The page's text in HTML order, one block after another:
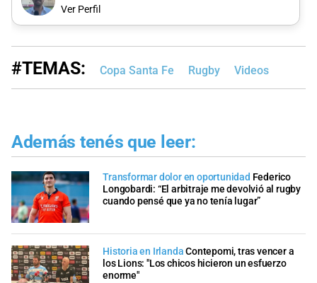
Ver Perfil
#TEMAS: Copa Santa Fe Rugby Videos
Además tenés que leer:
Transformar dolor en oportunidad Federico
Longobardi: “El arbitraje me devolvió al rugby
cuando pensé que ya no tenía lugar”
Historia en IrlandaContepomi, tras vencer a
los Lions: "Los chicos hicieron un esfuerzo
enorme"